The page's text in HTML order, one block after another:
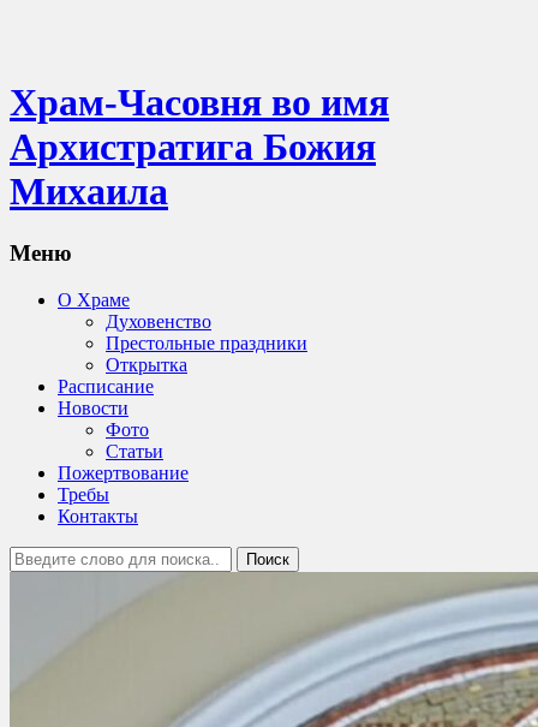
Храм-Часовня во имя
Архистратига Божия
Михаила
Меню
О Храме
Духовенство
Престольные праздники
Открытка
Расписание
Новости
Фото
Статьи
Пожертвование
Требы
Контакты